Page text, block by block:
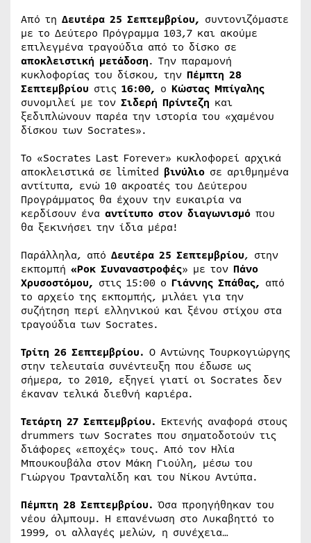
Από τη Δευτέρα 25 Σεπτεμβρίου, συντονιζόμαστε
με το Δεύτερο Πρόγραμμα 103,7 και ακούμε
επιλεγμένα τραγούδια από το δίσκο σε
αποκλειστική μετάδοση. Την παραμονή
κυκλοφορίας του δίσκου, την Πέμπτη 28
Σεπτεμβρίου στις 16:00, ο Κώστας Μπίγαλης
συνομιλεί με τον Σιδερή Πρίντεζη και
ξεδιπλώνουν παρέα την ιστορία του «χαμένου
δίσκου των Socrates».
Το «Socrates Last Forever» κυκλοφορεί αρχικά
αποκλειστικά σε limited βινύλιο σε αριθμημένα
αντίτυπα, ενώ 10 ακροατές του Δεύτερου
Προγράμματος θα έχουν την ευκαιρία να
κερδίσουν ένα αντίτυπο στον διαγωνισμό που
θα ξεκινήσει την ίδια μέρα!
Παράλληλα, από Δευτέρα 25 Σεπτεμβρίου, στην
εκπομπή «Ροκ Συναναστροφές» με τον Πάνο
Χρυσοστόμου, στις 15:00 ο Γιάννης Σπάθας, από
το αρχείο της εκπομπής, μιλάει για την
συζήτηση περί ελληνικού και ξένου στίχου στα
τραγούδια των Socrates.
Τρίτη 26 Σεπτεμβρίου. Ο Αντώνης Τουρκογιώργης
στην τελευταία συνέντευξη που έδωσε ως
σήμερα, το 2010, εξηγεί γιατί οι Socrates δεν
έκαναν τελικά διεθνή καριέρα.
Τετάρτη 27 Σεπτεμβρίου. Εκτενής αναφορά στους
drummers των Socrates που σηματοδοτούν τις
διάφορες «εποχές» τους. Από τον Ηλία
Μπουκουβάλα στον Μάκη Γιούλη, μέσω του
Γιώργου Τρανταλίδη και του Νίκου Αντύπα.
Πέμπτη 28 Σεπτεμβρίου. Όσα προηγήθηκαν του
νέου άλμπουμ. Η επανένωση στο Λυκαβηττό το
1999, οι αλλαγές μελών, η συνέχεια…